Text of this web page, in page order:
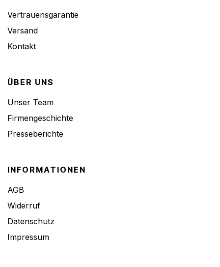
Vertrauensgarantie
Versand
Kontakt
ÜBER UNS
Unser Team
Firmengeschichte
Presseberichte
INFORMATIONEN
AGB
Widerruf
Datenschutz
Impressum